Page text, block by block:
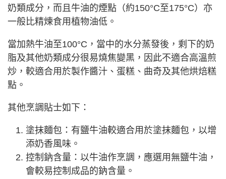
奶類成分，而且牛油的煙點（約150°C至175°C）亦
一般比精煉食用植物油低。
當加熱牛油至100°C，當中的水分蒸發後，剩下的奶
脂及其他奶類成分很易燒焦變黑，因此不適合高溫煎
炒，較適合用於製作醬汁、蛋糕、曲奇及其他烘焙糕
點。
其他烹調貼士如下：
塗抹麵包：有鹽牛油較適合用於塗抹麵包，以增
添奶香風味。
控制鈉含量：以牛油作烹調，應選用無鹽牛油，
會較易控制成品的鈉含量。